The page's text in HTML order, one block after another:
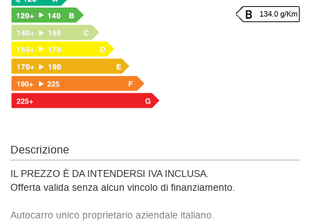
134.0 g/Km
Descrizione
IL PREZZO È DA INTENDERSI IVA INCLUSA.
Offerta valida senza alcun vincolo di finanziamento.
Autocarro unico proprietario aziendale italiano.